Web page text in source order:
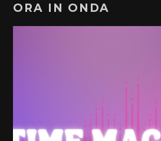
ORA IN ONDA